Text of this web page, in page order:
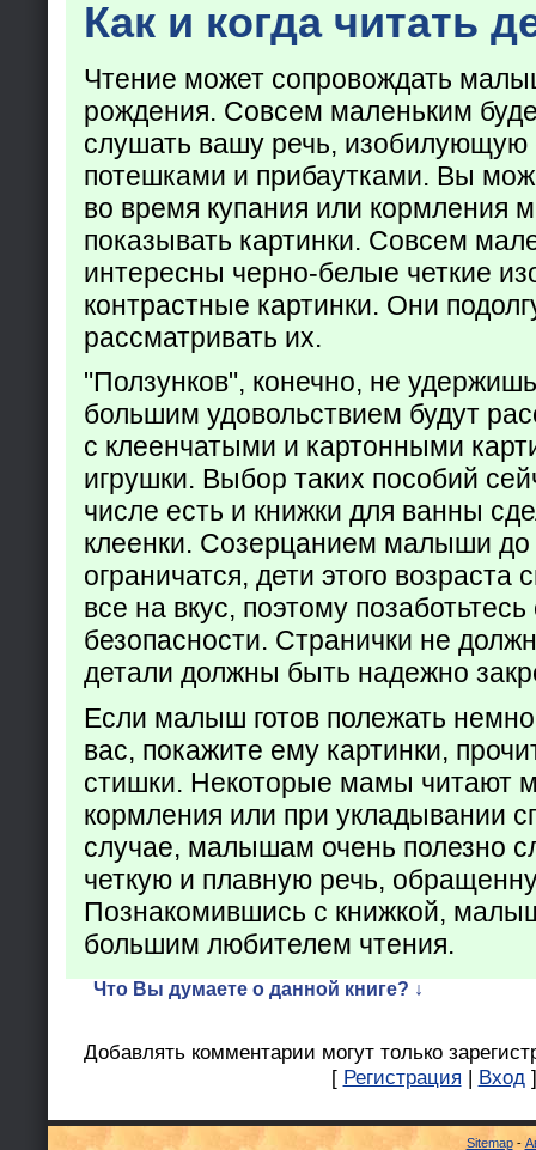
Как и когда читать
Чтение может сопровождать
рождения. Совсем маленьким
слушать вашу речь,
потешками и прибаутками. Вы
во время купания или кормления
показывать картинки. Совсем
интересны черно-белые четкие
контрастные картинки. Они
рассматривать их.
"Ползунков", конечно, не
большим удовольствием будут
с клеенчатыми и картонными
игрушки. Выбор таких пособий
числе есть и книжки для ванны
клеенки. Созерцанием малыши до
ограничатся, дети этого возраста
все на вкус, поэтому позаботьтесь
безопасности. Странички не
детали должны быть надежно
Если малыш готов полежать
вас, покажите ему картинки,
стишки. Некоторые мамы читают
кормления или при укладывании
случае, малышам очень полезно
четкую и плавную речь,
Познакомившись с книжкой,
большим любителем чтения.
Что Вы думаете о данной книге? ↓
Добавлять комментарии могут только
[ Регистрация | Вход]
Sitemap-